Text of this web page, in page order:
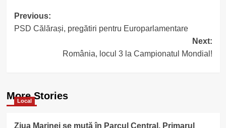
Post
navigation
Previous:
PSD Călărași, pregătiri pentru Europarlamentare
Next:
România, locul 3 la Campionatul Mondial!
More Stories
Local
Ziua Marinei se mută în Parcul Central. Primarul